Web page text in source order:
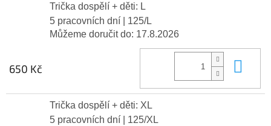
Trička dospělí + děti: L
5 pracovních dní
| 125/L
Můžeme doručit do: 17.8.2026
650 Kč
Trička dospělí + děti: XL
5 pracovních dní
| 125/XL